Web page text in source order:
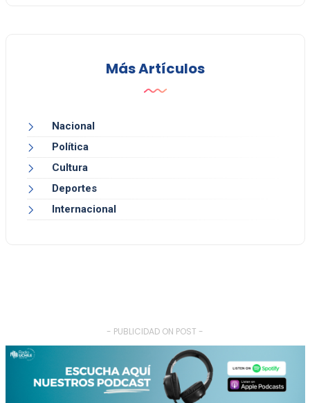
Más Artículos
Nacional
Política
Cultura
Deportes
Internacional
- PUBLICIDAD ON POST -